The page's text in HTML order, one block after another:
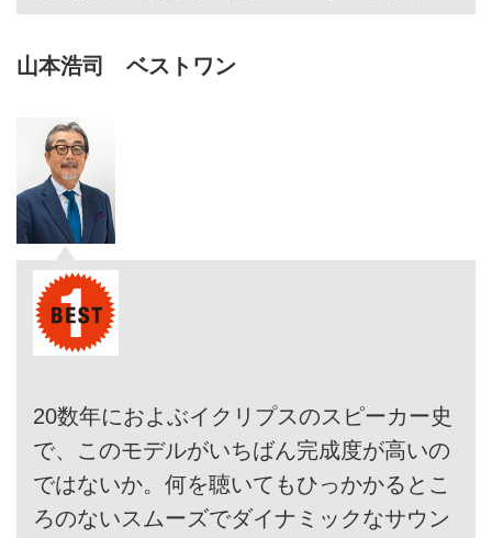
山本浩司 ベストワン
20数年におよぶイクリプスのスピーカー史
で、このモデルがいちばん完成度が高いの
ではないか。何を聴いてもひっかかるとこ
ろのないスムーズでダイナミックなサウン